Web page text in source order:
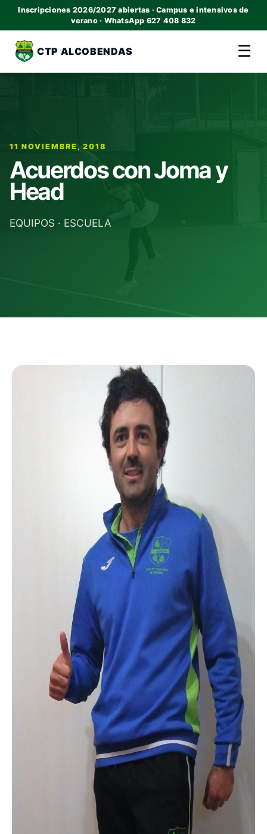
Inscripciones 2026/2027 abiertas · Campus e intensivos de
verano · WhatsApp 627 408 832
CTP ALCOBENDAS ☰
11 NOVIEMBRE, 2018
Acuerdos con Joma y
Head
EQUIPOS · ESCUELA